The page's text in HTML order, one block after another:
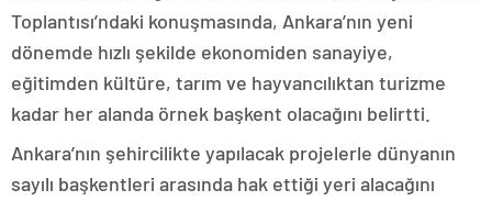
Toplantısı’ndaki konuşmasında, Ankara’nın yeni
dönemde hızlı şekilde ekonomiden sanayiye,
eğitimden kültüre, tarım ve hayvancılıktan turizme
kadar her alanda örnek başkent olacağını belirtti.
Ankara’nın şehircilikte yapılacak projelerle dünyanın
sayılı başkentleri arasında hak ettiği yeri alacağını